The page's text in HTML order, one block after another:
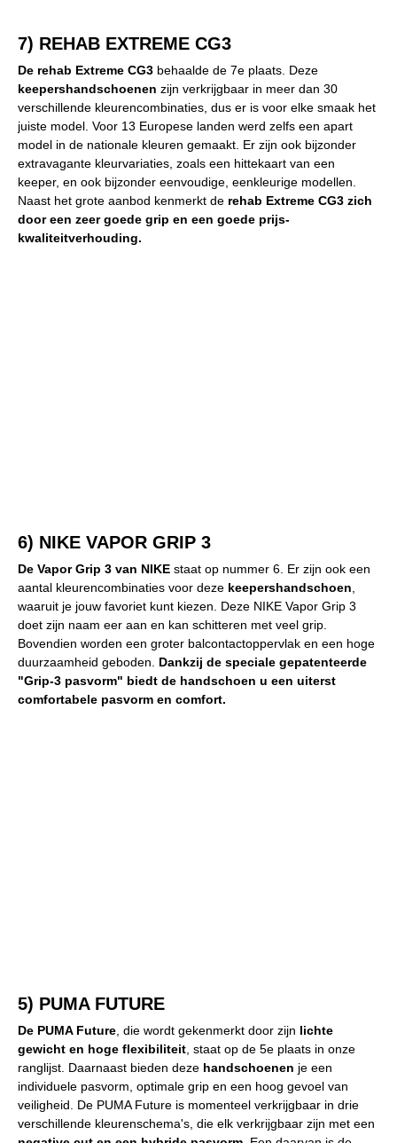
7) REHAB EXTREME CG3
De rehab Extreme CG3 behaalde de 7e plaats. Deze
keepershandschoenen zijn verkrijgbaar in meer dan 30
verschillende kleurencombinaties, dus er is voor elke smaak het
juiste model. Voor 13 Europese landen werd zelfs een apart
model in de nationale kleuren gemaakt. Er zijn ook bijzonder
extravagante kleurvariaties, zoals een hittekaart van een
keeper, en ook bijzonder eenvoudige, eenkleurige modellen.
Naast het grote aanbod kenmerkt de rehab Extreme CG3 zich
door een zeer goede grip en een goede prijs-
kwaliteitverhouding.
6) NIKE VAPOR GRIP 3
De Vapor Grip 3 van NIKE staat op nummer 6. Er zijn ook een
aantal kleurencombinaties voor deze keepershandschoen
waaruit je jouw favoriet kunt kiezen. Deze NIKE Vapor Grip 3
doet zijn naam eer aan en kan schitteren met veel grip.
Bovendien worden een groter balcontactoppervlak en een hoge
duurzaamheid geboden. Dankzij de speciale gepatenteerde
"Grip-3 pasvorm" biedt de handschoen u een uiterst
comfortabele pasvorm en comfort.
5) PUMA FUTURE
De PUMA Future , die wordt gekenmerkt door zijn lichte
gewicht en hoge flexibiliteit , staat op de 5e plaats in onze
ranglijst. Daarnaast bieden deze handschoenen je een
individuele pasvorm, optimale grip en een hoog gevoel van
veiligheid. De PUMA Future is momenteel verkrijgbaar in drie
verschillende kleurenschema's, die elk verkrijgbaar zijn met een